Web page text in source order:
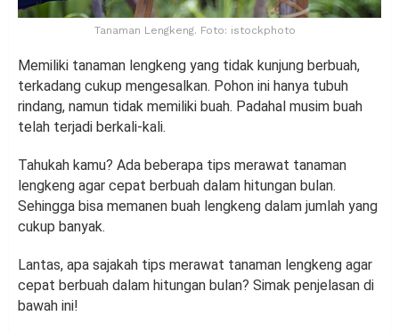
Tanaman Lengkeng. Foto: istockphoto
Memiliki tanaman lengkeng yang tidak kunjung berbuah,
terkadang cukup mengesalkan. Pohon ini hanya tubuh
rindang, namun tidak memiliki buah. Padahal musim buah
telah terjadi berkali-kali.
Tahukah kamu? Ada beberapa tips merawat tanaman
lengkeng agar cepat berbuah dalam hitungan bulan.
Sehingga bisa memanen buah lengkeng dalam jumlah yang
cukup banyak.
Lantas, apa sajakah tips merawat tanaman lengkeng agar
cepat berbuah dalam hitungan bulan? Simak penjelasan di
bawah ini!